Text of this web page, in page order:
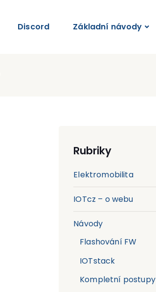
Discord Základní návody
Rubriky
Elektromobilita
IOTcz – o webu
Návody
Flashování FW
IOTstack
Kompletní postupy